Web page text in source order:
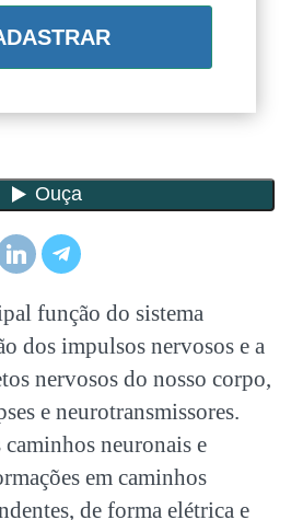
função do sistema
dos impulsos nervosos e a
nervosos do nosso corpo,
e neurotransmissores.
neuronais e
em caminhos
de forma elétrica e